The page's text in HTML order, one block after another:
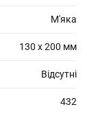
М'яка
130 х 200 мм
Відсутні
432